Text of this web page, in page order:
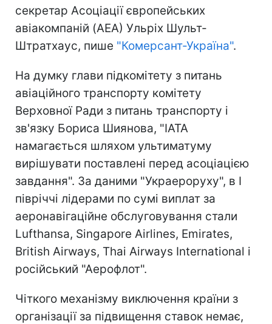
секретар Асоціації європейських
авіакомпаній (AEA) Ульріх Шульт-
Штратхаус, пише "Комерсант-Україна".
На думку глави підкомітету з питань
авіаційного транспорту комітету
Верховної Ради з питань транспорту і
зв'язку Бориса Шиянова, "IATA
намагається шляхом ультиматуму
вирішувати поставлені перед асоціацією
завдання". За даними "Украероруху", в I
півріччі лідерами по сумі виплат за
аеронавігаційне обслуговування стали
Lufthansa, Singapore Airlines, Emirates,
British Airways, Thai Airways International і
російський "Аерофлот".
Чіткого механізму виключення країни з
організації за підвищення ставок немає,